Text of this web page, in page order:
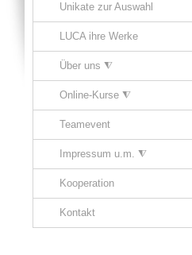
Unikate zur Auswahl
LUCA ihre Werke
Über uns ⧨
Online-Kurse ⧨
Teamevent
Impressum u.m. ⧨
Kooperation
Kontakt